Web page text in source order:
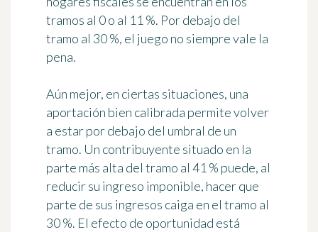
tramos al 0 o al 11 %. Por debajo del
tramo al 30 %, el juego no siempre vale la
pena.
Aún mejor, en ciertas situaciones, una
aportación bien calibrada permite volver
a estar por debajo del umbral de un
tramo. Un contribuyente situado en la
parte más alta del tramo al 41 % puede, al
reducir su ingreso imponible, hacer que
parte de sus ingresos caiga en el tramo al
30 %. El efecto de oportunidad está